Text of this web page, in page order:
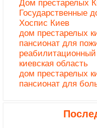
Дом престарелых
Государственные
Хоспис Киев
дом престарелых
пансионат для
киевская область
дом престарелых
пансионат для